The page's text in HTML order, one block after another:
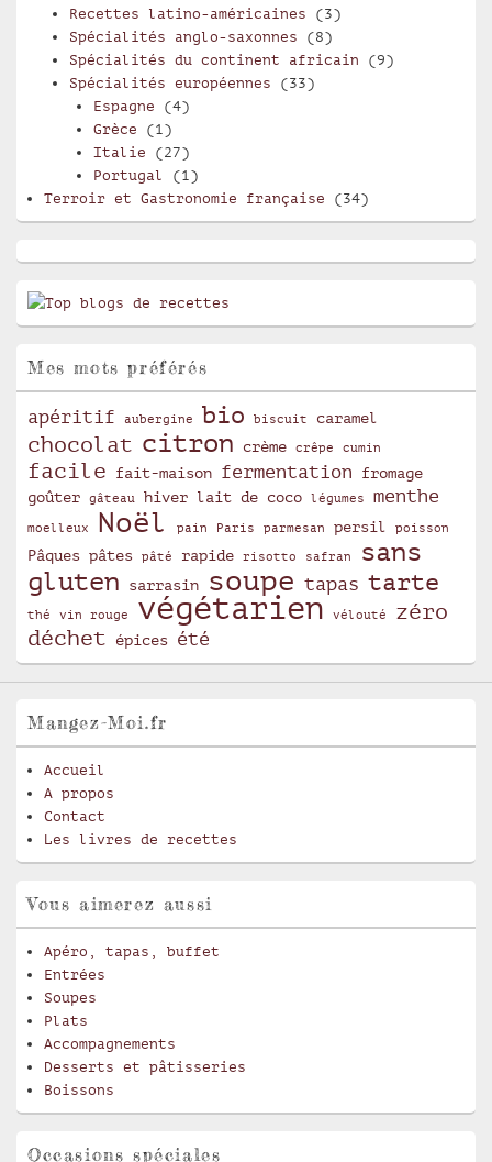
Recettes latino-américaines (3)
Spécialités anglo-saxonnes (8)
Spécialités du continent africain (9)
Spécialités européennes (33)
Espagne (4)
Grèce (1)
Italie (27)
Portugal
(1)
Terroir et Gastronomie française (34)
Mes mots préférés
apéritif aubergine bio biscuit caramel
chocolat citron crème crêpe cumin
facile fait-maison fermentation
fromage
goûter
gâteau hiver lait de coco légumes menthe
moelleux Noël pain Paris parmesan persil poisson
Pâques pâtes pâté rapide risotto safran
sans
gluten
sarrasin soupe tapas tarte
thé vin rouge végétarien vélouté
zéro
déchet
épices été
Mangez-Moi.fr
Accueil
A propos
Contact
Les livres de recettes
Vous aimerez aussi
Apéro, tapas, buffet
Entrées
Soupes
Plats
Accompagnements
Desserts et pâtisseries
Boissons
Occasions spéciales